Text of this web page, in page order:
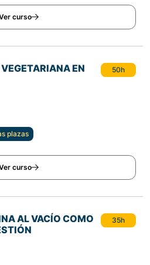
curso
EN
50h
plazas
curso
AL VACÍO COMO
35h